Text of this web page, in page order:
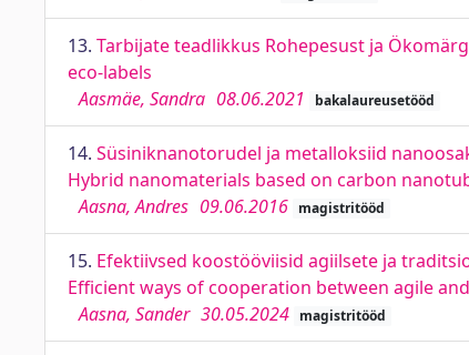
13. Tarbijate teadlikkus Rohepesust ja
eco-labels
Aasmäe, Sandra 08.06.2021 bakalaureusetööd
14. Süsiniknanotorudel ja metalloksiid
Hybrid nanomaterials based on carbon
Aasna, Andres 09.06.2016 magistritööd
15. Efektiivsed koostööviisid agiilsete ja
Efficient ways of cooperation between agile
Aasna, Sander 30.05.2024 magistritööd